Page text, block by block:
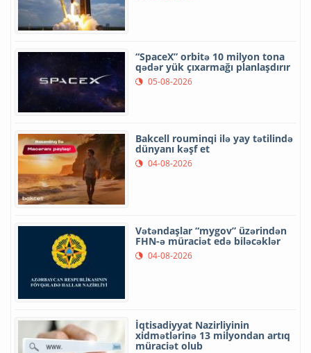
“SpaceX” orbitə 10 milyon tona
qədər yük çıxarmağı planlaşdırır
05-08-2026
Bakcell rouminqi ilə yay tətilində
dünyanı kəşf et
04-08-2026
Vətəndaşlar “mygov” üzərindən
FHN-ə müraciət edə biləcəklər
04-08-2026
İqtisadiyyat Nazirliyinin
xidmətlərinə 13 milyondan artıq
müraciət olub